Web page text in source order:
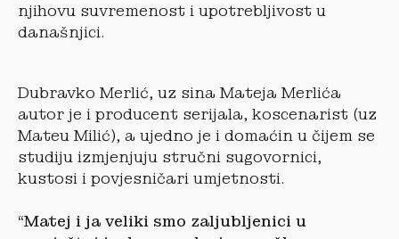
njihovu suvremenost i upotrebljivost u
današnjici.
Dubravko Merlić, uz sina Mateja Merlića
autor je i producent serijala, koscenarist (uz
Mateu Milić), a ujedno je i domaćin u čijem se
studiju izmjenjuju stručni sugovornici,
kustosi i povjesničari umjetnosti.
“Matej i ja veliki smo zaljubljenici u